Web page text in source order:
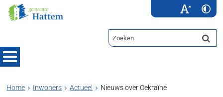
Home Inwoners Actueel Nieuws over Oekraïne